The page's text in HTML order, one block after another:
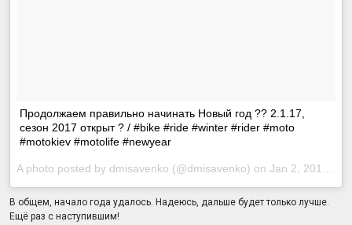
Продолжаем правильно начинать Новый год ?? 2.1.17,
сезон 2017 открыт ? / #bike #ride #winter #rider #moto
#motokiev #motolife #newyear
A photo posted by dmisavenko (@dmisavenko) on Jan 2, 2017 at 1:58am PST
В общем, начало года удалось. Надеюсь, дальше будет только лучше.
Ещё раз с наступившим!